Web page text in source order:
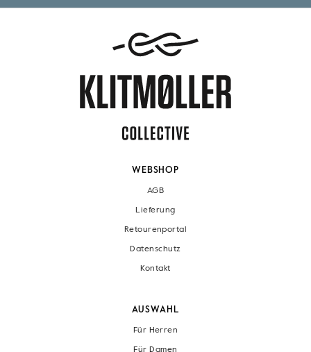
WEBSHOP
AGB
Lieferung
Retourenportal
Datenschutz
Kontakt
AUSWAHL
Für Herren
Für Damen